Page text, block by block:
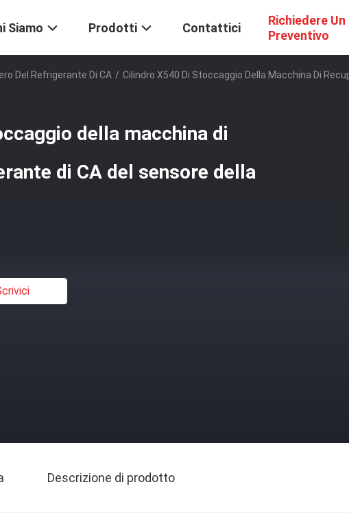
Siamo Prodotti Contattici
Richiedere Un
Preventivo
Del Refrigerante Di CA / Cilindro X540 Di Stoccaggio Della Macchina Di
della macchina di
di CA del sensore della
Descrizione di prodotto